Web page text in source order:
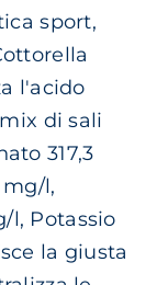
sport,
l'acido
di sali
317,3
mg/l,
l, Potassio
la giusta